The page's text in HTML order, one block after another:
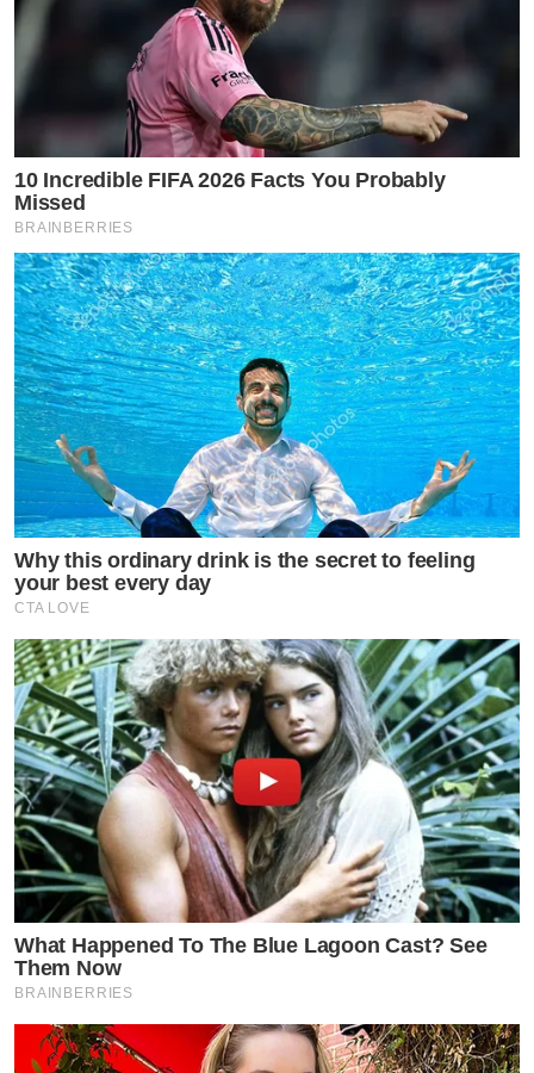
10 Incredible FIFA 2026 Facts You Probably
Missed
BRAINBERRIES
Why this ordinary drink is the secret to feeling
your best every day
CTA LOVE
What Happened To The Blue Lagoon Cast? See
Them Now
BRAINBERRIES